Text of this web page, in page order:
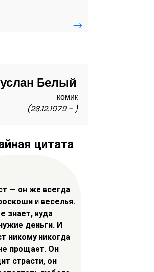
→
Белый
комик
(28.12.1979 - )
цитата
— он же всегда
и веселья.
знает, куда
деньги. И
никому никогда
прощает. Он
страсти, он